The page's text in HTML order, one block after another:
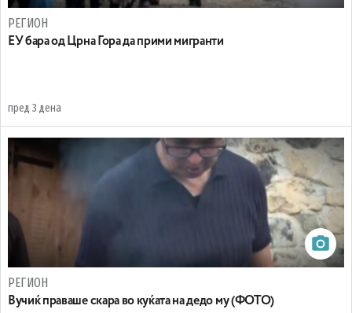
РЕГИОН
EУ бара од Црна Гора да прими мигранти
пред 3 дена
РЕГИОН
Вучиќ праваше скара во куќата на дедо му (ФОТО)